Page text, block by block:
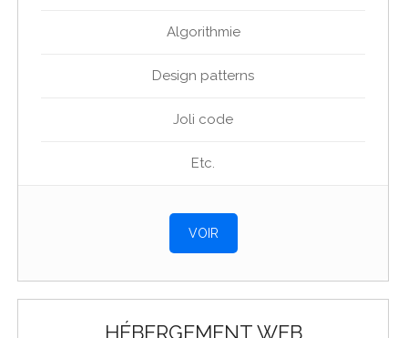
Algorithmie
Design patterns
Joli code
Etc.
VOIR
HÉBERGEMENT WEB